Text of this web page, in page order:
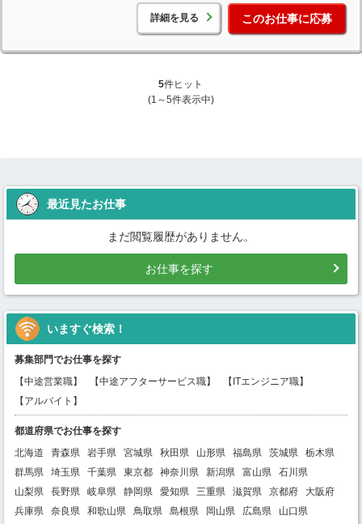
詳細を見る このお仕事に応募
5件ヒット
(1～5件表示中)
最近見たお仕事
まだ閲覧履歴がありません。
お仕事を探す
いますぐ検索！
募集部門でお仕事を探す
【中途営業職】
【中途アフターサービス職】
【ITエンジニア職】
【アルバイト】
都道府県でお仕事を探す
北海道
青森県 岩手県 宮城県 秋田県 山形県 福島県 茨城県
栃木県
群馬県
埼玉県 千葉県 東京都 神奈川県 新潟県 富山県
石川県
山梨県
長野県 岐阜県 静岡県 愛知県 三重県 滋賀県 京都府
大阪府
兵庫県
奈良県 和歌山県 鳥取県 島根県 岡山県 広島県 山口県